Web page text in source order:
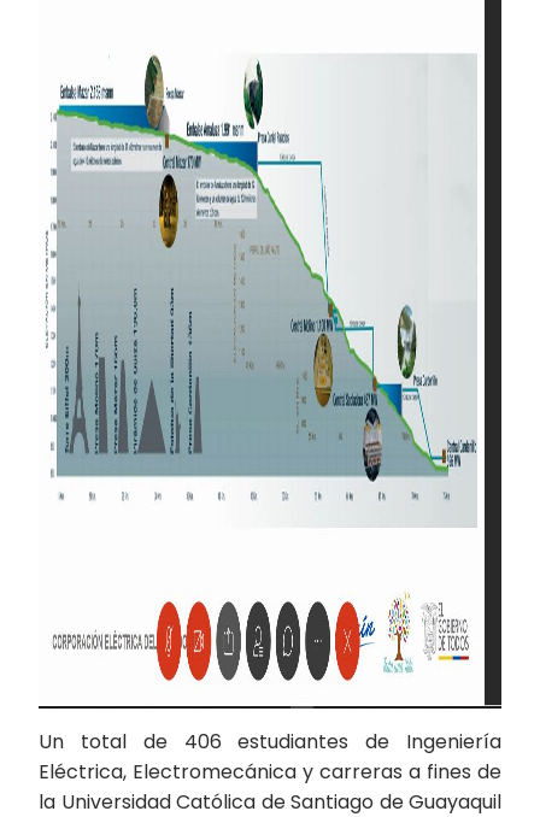
Un total de 406 estudiantes de Ingeniería
Eléctrica, Electromecánica y carreras a fines de
la Universidad Católica de Santiago de Guayaquil